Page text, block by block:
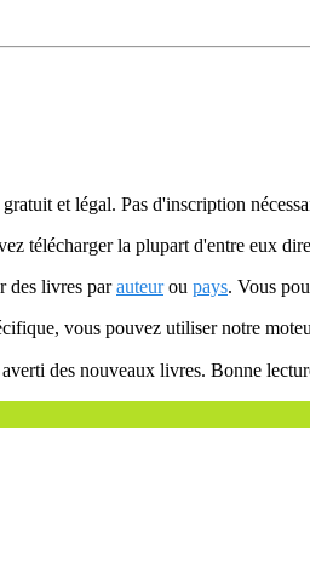
et légal. Pas d'inscription
télécharger la plupart d'entre eux
des livres parauteurou pays. Vous
vous pouvez utiliser notre
des nouveaux livres. Bonne